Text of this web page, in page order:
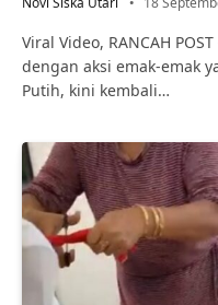
Viral Video, RANCAH
dengan aksi emak-emak
Putih, kini kembali…